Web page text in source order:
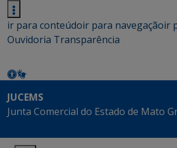
ir para conteúdoir para navegaçãoir
Ouvidoria Transparência
JUCEMS
Junta Comercial do Estado de Mato